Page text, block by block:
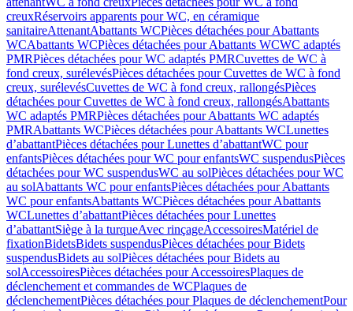
creuxRéservoirs apparents pour WC, en céramique
sanitaireAttenantAbattants WCPièces détachées pour Abattants
WCAbattants WCPièces détachées pour Abattants WCWC adaptés
PMRPièces détachées pour WC adaptés PMRCuvettes de WC à
fond creux, surélevésPièces détachées pour Cuvettes de WC à fond
creux, surélevésCuvettes de WC à fond creux, rallongésPièces
détachées pour Cuvettes de WC à fond creux, rallongésAbattants
WC adaptés PMRPièces détachées pour Abattants WC adaptés
PMRAbattants WCPièces détachées pour Abattants WCLunettes
d’abattantPièces détachées pour Lunettes d’abattantWC pour
enfantsPièces détachées pour WC pour enfantsWC suspendusPièces
détachées pour WC suspendusWC au solPièces détachées pour WC
au solAbattants WC pour enfantsPièces détachées pour Abattants
WC pour enfantsAbattants WCPièces détachées pour Abattants
WCLunettes d’abattantPièces détachées pour Lunettes
d’abattantSiège à la turqueAvec rinçageAccessoiresMatériel de
fixationBidetsBidets suspendusPièces détachées pour Bidets
suspendusBidets au solPièces détachées pour Bidets au
solAccessoiresPièces détachées pour AccessoiresPlaques de
déclenchement et commandes de WCPlaques de
déclenchementPièces détachées pour Plaques de déclenchementPour